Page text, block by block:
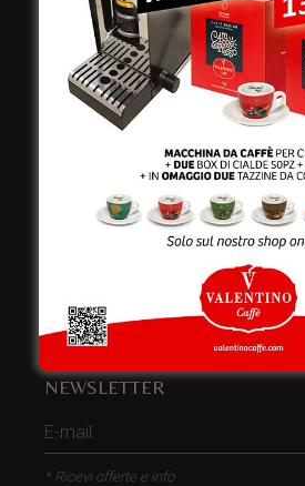
Telefono:+39 0832 240771
+39 0832 279866
02583710757
NEWSLETTER
* Ricevi offerte e info